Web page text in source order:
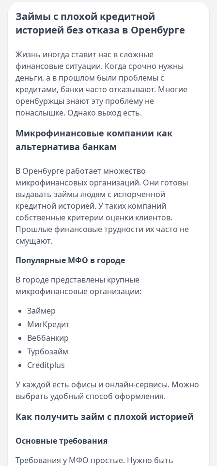
Категория:МФО и микрозаймы
Читать статью
Все статьи
Возврат переплаты в «Займере»: актуальная
Кратко:Разбираем, как вернуть переплату или
Категория: МФО
Читать новость
Срочный микрозайм 15 000 ₽ на карту: свежая
Кратко:Нужны 15 000 рублей на карту прямо сегодня?
Опубликовано:5 декабря 2025 г.
Категория:МФО
Рекордный рост доли клиентов МФО с iPhone: что
Кратко:В III квартале 2025 года владельцы iPhone
Категория:МФО
Читать новость
57 сервисов микрозаймов через Госуслуги: где
Кратко:Авторизация через Госуслуги ускоряет
Опубликовано:23 ноября 2025 г.
Категория:МФО
Читать новость
Кратко:Пришло СМС об одобрении займа от Bigmani
Опубликовано:
Категория:МФО
Читать новость
Все новости
Займы с плохой кредитной
историей без отказа в Оренбурге
Жизнь иногда ставит нас в сложные
финансовые ситуации. Когда срочно нужны
деньги, а в прошлом были проблемы с
кредитами, банки часто отказывают. Многие
оренбуржцы знают эту проблему не
понаслышке. Однако выход есть.
Микрофинансовые компании как
альтернатива банкам
В Оренбурге работает множество
микрофинансовых организаций. Они готовы
выдавать займы людям с испорченной
кредитной историей. У таких компаний
собственные критерии оценки клиентов.
Прошлые финансовые трудности их часто не
смущают.
Популярные МФО в городе
В городе представлены крупные
микрофинансовые организации:
Займер
МигКредит
Веббанкир
Турбозайм
Creditplus
У каждой есть офисы и онлайн-сервисы. Можно
выбрать удобный способ оформления.
Как получить займ с плохой историей
Основные требования
Требования у МФО простые. Нужно быть